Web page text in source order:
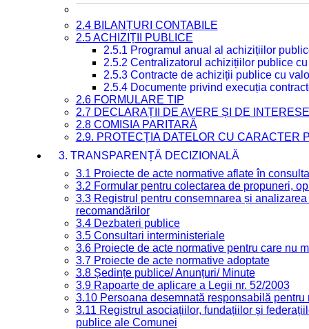
2.4 BILANȚURI CONTABILE
2.5 ACHIZIȚII PUBLICE
2.5.1 Programul anual al achizițiilor
2.5.2 Centralizatorul achizițiilor publice
2.5.3 Contracte de achiziții publice cu
2.5.4 Documente privind execuția
2.6 FORMULARE TIP
2.7 DECLARAȚII DE AVERE ȘI DE INTERESE
2.8 COMISIA PARITARĂ
2.9. PROTECȚIA DATELOR CU CARACTER
3. TRANSPARENȚĂ DECIZIONALĂ
3.1 Proiecte de acte normative aflate în
3.2 Formular pentru colectarea de propuneri,
3.3 Registrul pentru consemnarea și
recomandărilor
3.4 Dezbateri publice
3.5 Consultari interministeriale
3.6 Proiecte de acte normative pentru care nu
3.7 Proiecte de acte normative adoptate
3.8 Ședințe publice/ Anunțuri/ Minute
3.9 Rapoarte de aplicare a Legii nr. 52/2003
3.10 Persoana desemnată responsabilă
3.11 Registrul asociațiilor, fundațiilor și
publice ale Comunei